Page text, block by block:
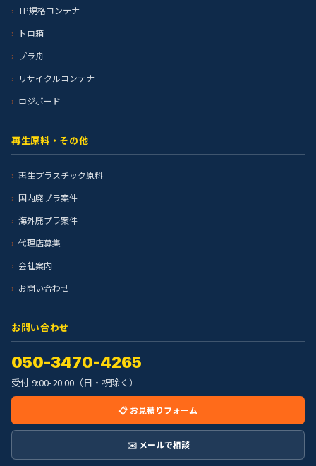
TP規格コンテナ
トロ箱
プラ舟
リサイクルコンテナ
ロジボード
再生原料・その他
再生プラスチック原料
国内廃プラ案件
海外廃プラ案件
代理店募集
会社案内
お問い合わせ
お問い合わせ
050-3470-4265
受付 9:00-20:00（日・祝除く）
📋 お見積りフォーム
✉️ メールで相談